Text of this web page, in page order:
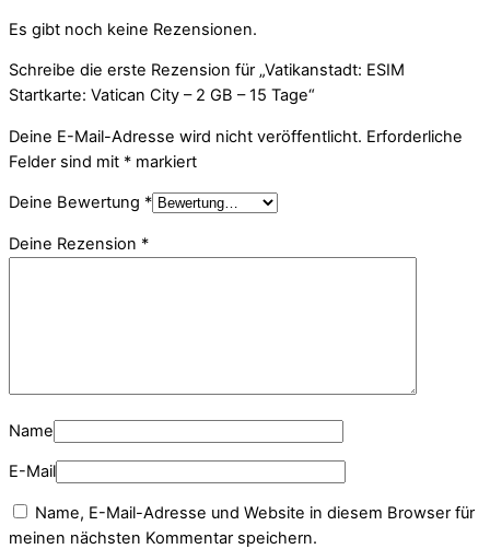
Es gibt noch keine Rezensionen.
Schreibe die erste Rezension für „Vatikanstadt: ESIM
Startkarte: Vatican City – 2 GB – 15 Tage“
Deine E-Mail-Adresse wird nicht veröffentlicht. Erforderliche
Felder sind mit * markiert
Deine Bewertung *
Deine Rezension *
Name
E-Mail
Name, E-Mail-Adresse und Website in diesem Browser für
meinen nächsten Kommentar speichern.